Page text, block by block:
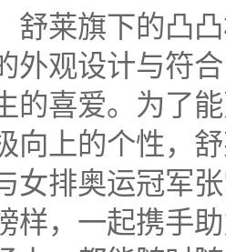
舒莱旗下的凸
外观设计与符
的喜爱。为了
向上的个性，
女排奥运冠军
样，一起携手